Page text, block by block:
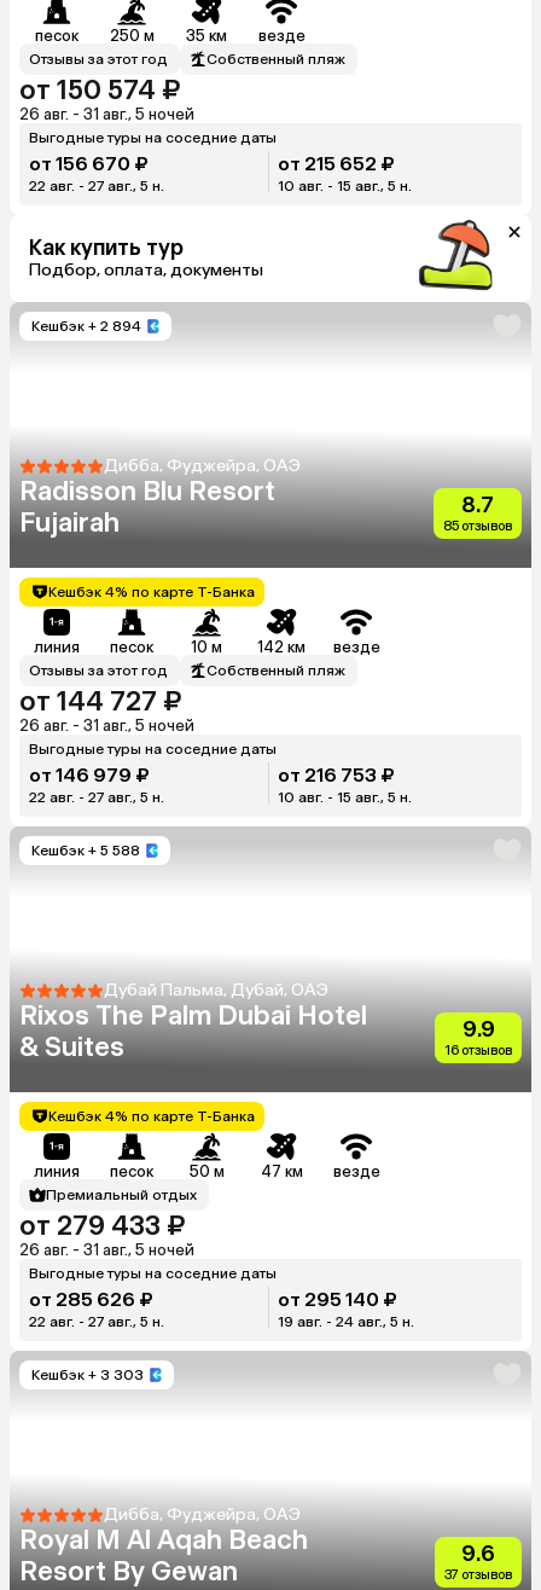
песок 250 м 35 км везде
Отзывы за этот год Собственный пляж
от 150 574 ₽
26 авг. - 31 авг., 5 ночей
Выгодные туры на соседние даты
от 156 670 ₽
22 авг. - 27 авг., 5 н.
от 215 652 ₽
10 авг. - 15 авг., 5 н.
Как купить тур
Подбор, оплата, документы
Кешбэк + 2 894
Дибба, Фуджейра, ОАЭ
Radisson Blu Resort
Fujairah
8.7
85 отзывов
Кешбэк 4% по карте Т-Банка
линия песок 10 м 142 км везде
Отзывы за этот год Собственный пляж
от 144 727 ₽
26 авг. - 31 авг., 5 ночей
Выгодные туры на соседние даты
от 146 979 ₽
22 авг. - 27 авг., 5 н.
от 216 753 ₽
10 авг. - 15 авг., 5 н.
Кешбэк + 5 588
Дубай Пальма, Дубай, ОАЭ
Rixos The Palm Dubai Hotel
& Suites
9.9
16 отзывов
Кешбэк 4% по карте Т-Банка
линия песок 50 м 47 км везде
Премиальный отдых
от 279 433 ₽
26 авг. - 31 авг., 5 ночей
Выгодные туры на соседние даты
от 285 626 ₽
22 авг. - 27 авг., 5 н.
от 295 140 ₽
19 авг. - 24 авг., 5 н.
Кешбэк + 3 303
Дибба, Фуджейра, ОАЭ
Royal M Al Aqah Beach
Resort By Gewan
9.6
37 отзывов